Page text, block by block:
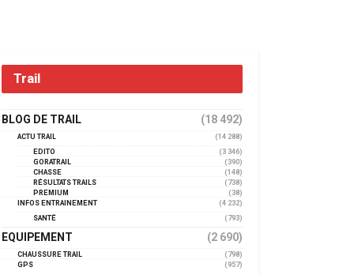
Trail
BLOG DE TRAIL (18 492)
ACTU TRAIL
(14 288)
EDITO
(3 346)
GORATRAIL
(390)
CHASSE
(148)
RÉSULTATS TRAILS
(738)
PREMIUM
(38)
INFOS ENTRAINEMENT
(4 232)
SANTÉ
(793)
EQUIPEMENT (2 690)
CHAUSSURE TRAIL
(798)
GPS
(957)